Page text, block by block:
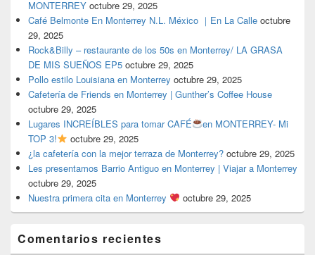
MONTERREY octubre 29, 2025
Café Belmonte En Monterrey N.L. México ｜En La Calle octubre
29, 2025
Rock&Billy – restaurante de los 50s en Monterrey/ LA GRASA
DE MIS SUEÑOS EP5 octubre 29, 2025
Pollo estilo Louisiana en Monterrey octubre 29, 2025
Cafetería de Friends en Monterrey | Gunther’s Coffee House
octubre 29, 2025
Lugares INCREÍBLES para tomar CAFÉ
en MONTERREY- Mi
TOP 3!
octubre 29, 2025
¿la cafetería con la mejor terraza de Monterrey? octubre 29, 2025
Les presentamos Barrio Antiguo en Monterrey | Viajar a Monterrey
octubre 29, 2025
Nuestra primera cita en Monterrey
octubre 29, 2025
Comentarios recientes